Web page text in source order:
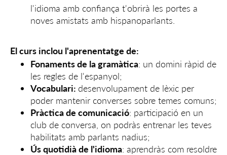
l'idioma amb confiança t'obrirà les portes a
noves amistats amb hispanoparlants.
El curs inclou l'aprenentatge de:
Fonaments de la gramàtica: un domini ràpid de
les regles de l'espanyol;
Vocabulari: desenvolupament de lèxic per
poder mantenir converses sobre temes comuns;
Pràctica de comunicació: participació en un
club de conversa, on podràs entrenar les teves
habilitats amb parlants nadius;
Ús quotidià de l'idioma: aprendràs com resoldre